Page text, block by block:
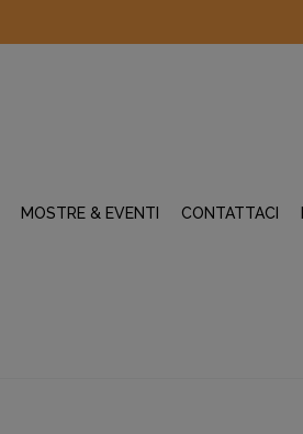
MOSTRE & EVENTI CONTATTACI